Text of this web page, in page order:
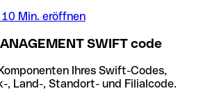
Min. eröffnen
SWIFT code
Ihres Swift-Codes,
, Land-, Standort- und Filialcode.